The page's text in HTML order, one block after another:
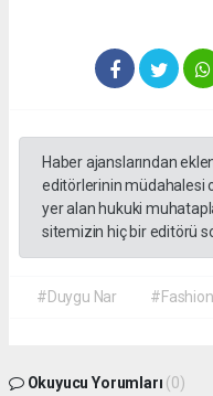
Haber ajanslarından
editörlerinin müdahalesi
yer alan hukuki
sitemizin hiç bir editörü
#Duygu Nar
Okuyucu Yorumları (0)